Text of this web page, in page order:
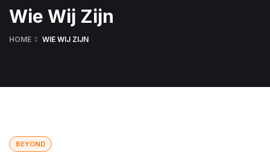
Wie Wij Zijn
HOME WIE WIJ ZIJN
BEYOND